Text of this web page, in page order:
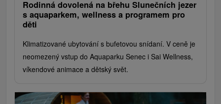
Rodinná dovolená na břehu Slunečních jezer
s aquaparkem, wellness a programem pro
děti
Klimatizované ubytování s bufetovou snídaní. V ceně je
neomezený vstup do Aquaparku Senec i Sai Wellness,
víkendové animace a dětský svět.